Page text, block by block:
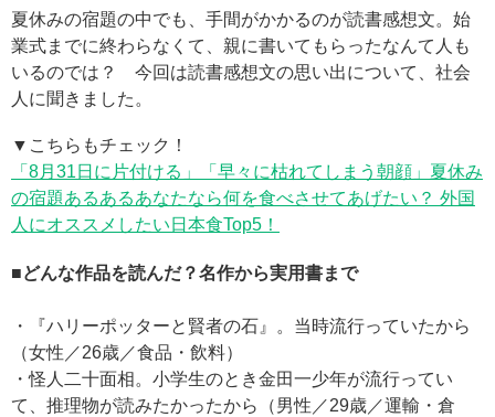
夏休みの宿題の中でも、手間がかかるのが読書感想文。始
業式までに終わらなくて、親に書いてもらったなんて人も
いるのでは？ 今回は読書感想文の思い出について、社会
人に聞きました。
▼こちらもチェック！
「8月31日に片付ける」「早々に枯れてしまう朝顔」夏休み
の宿題あるあるあなたなら何を食べさせてあげたい？ 外国
人にオススメしたい日本食Top5！
■どんな作品を読んだ？名作から実用書まで
・『ハリーポッターと賢者の石』。当時流行っていたから
（女性／26歳／食品・飲料）
・怪人二十面相。小学生のとき金田一少年が流行ってい
て、推理物が読みたかったから（男性／29歳／運輸・倉